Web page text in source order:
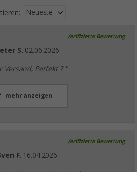
Neueste
Verifizierte Bewertung
S. 02.06.2026
Versand, Perfekt ? "
mehr anzeigen
Verifizierte Bewertung
F. 16.04.2026